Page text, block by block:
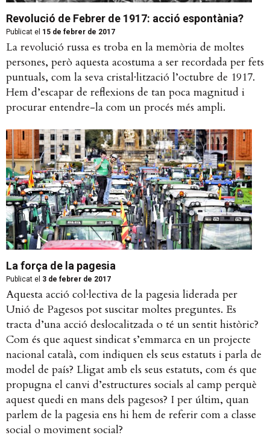
Revolució de Febrer de 1917: acció espontània?
Publicat el 15 de febrer de 2017
La revolució russa es troba en la memòria de moltes
persones, però aquesta acostuma a ser recordada per fets
puntuals, com la seva cristal·lització l’octubre de 1917.
Hem d’escapar de reflexions de tan poca magnitud i
procurar entendre-la com un procés més ampli.
La força de la pagesia
Publicat el 3 de febrer de 2017
Aquesta acció col·lectiva de la pagesia liderada per
Unió de Pagesos pot suscitar moltes preguntes. Es
tracta d’una acció deslocalitzada o té un sentit històric?
Com és que aquest sindicat s’emmarca en un projecte
nacional català, com indiquen els seus estatuts i parla de
model de país? Lligat amb els seus estatuts, com és que
propugna el canvi d’estructures socials al camp perquè
aquest quedi en mans dels pagesos? I per últim, quan
parlem de la pagesia ens hi hem de referir com a classe
social o moviment social?